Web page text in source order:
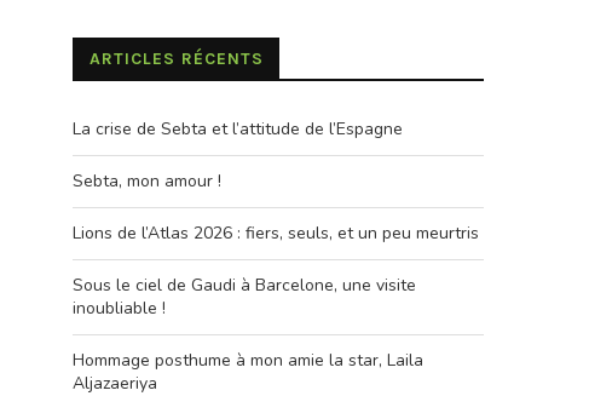
ARTICLES RÉCENTS
La crise de Sebta et l’attitude de l’Espagne
Sebta, mon amour !
Lions de l’Atlas 2026 : fiers, seuls, et un peu meurtris
Sous le ciel de Gaudi à Barcelone, une visite
inoubliable !
Hommage posthume à mon amie la star, Laila
Aljazaeriya